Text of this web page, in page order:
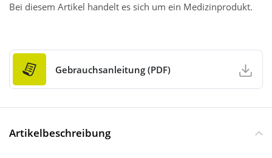
Bei diesem Artikel handelt es sich um ein Medizinprodukt.
Gebrauchsanleitung (PDF)
Artikelbeschreibung